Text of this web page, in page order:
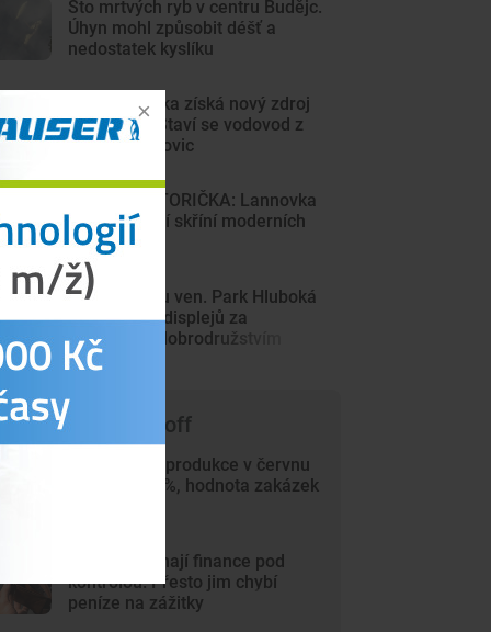
Sto mrtvých ryb v centru Budějc.
Úhyn mohl způsobit déšť a
nedostatek kyslíku
Sever Písecka získá nový zdroj
pitné vody. Staví se vodovod z
Krsic do Mirovic
DRBNA HISTORIČKA: Lannovka
byla výkladní skříní moderních
Budějovic
Z Minecraftu ven. Park Hluboká
láká děti od displejů za
skutečným dobrodružstvím
čem píše Trade-off
Průmyslová produkce v červnu
vzrostla o 4 %, hodnota zakázek
Mladí Češi mají finance pod
kontrolou. Přesto jim chybí
peníze na zážitky